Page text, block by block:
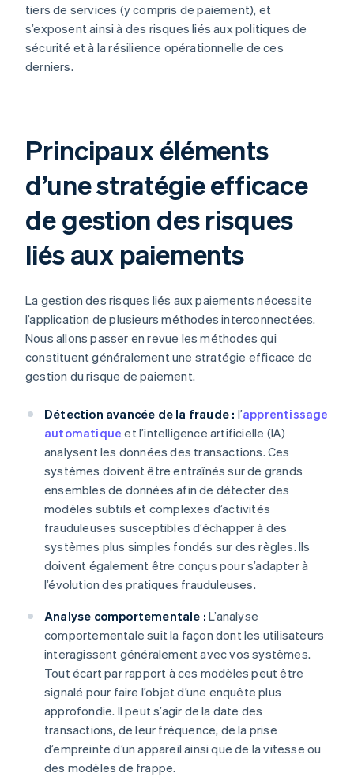
tiers de services (y compris de paiement), et
s’exposent ainsi à des risques liés aux politiques de
sécurité et à la résilience opérationnelle de ces
derniers.
Principaux éléments
d’une stratégie efficace
de gestion des risques
liés aux paiements
La gestion des risques liés aux paiements nécessite
l’application de plusieurs méthodes interconnectées.
Nous allons passer en revue les méthodes qui
constituent généralement une stratégie efficace de
gestion du risque de paiement.
Détection avancée de la fraude : l’apprentissage
automatique et l’intelligence artificielle (IA)
analysent les données des transactions. Ces
systèmes doivent être entraînés sur de grands
ensembles de données afin de détecter des
modèles subtils et complexes d’activités
frauduleuses susceptibles d’échapper à des
systèmes plus simples fondés sur des règles. Ils
doivent également être conçus pour s’adapter à
l’évolution des pratiques frauduleuses.
Analyse comportementale : L’analyse
comportementale suit la façon dont les utilisateurs
interagissent généralement avec vos systèmes.
Tout écart par rapport à ces modèles peut être
signalé pour faire l’objet d’une enquête plus
approfondie. Il peut s’agir de la date des
transactions, de leur fréquence, de la prise
d’empreinte d’un appareil ainsi que de la vitesse ou
des modèles de frappe.